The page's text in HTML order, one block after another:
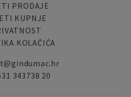
PRODAJE
KUPNJE
KOLAČIĆA
343738 20